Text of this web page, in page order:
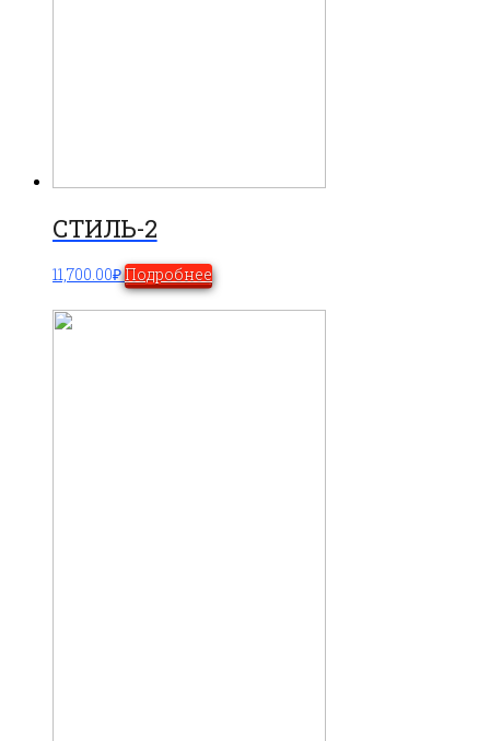
СТИЛЬ-2
11,700.00₽ Подробнее